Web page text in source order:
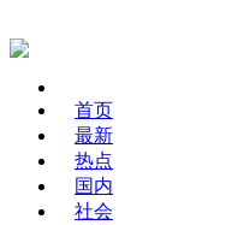
首页
最新
热点
国内
社会